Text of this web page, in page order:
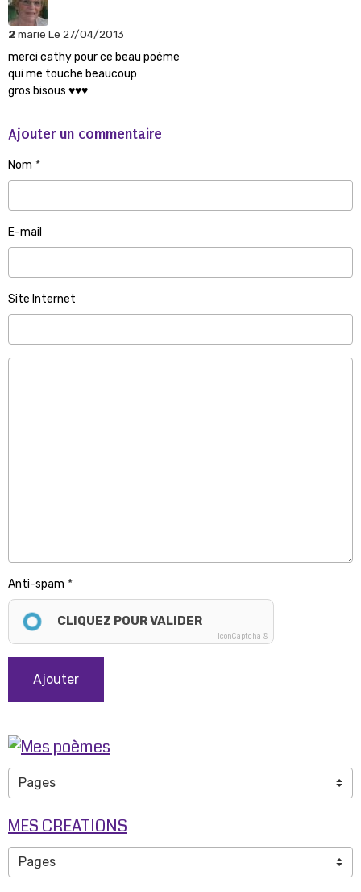
2marie Le 27/04/2013
merci cathy pour ce beau poéme
qui me touche beaucoup
gros bisous ♥♥♥
Ajouter un commentaire
Nom
E-mail
Site Internet
Anti-spam
CLIQUEZ POUR VALIDER
IconCaptcha ©
Ajouter
MES CREATIONS